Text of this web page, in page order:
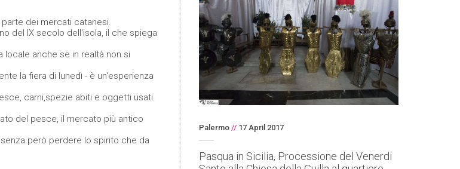
dei mercati catanesi.
del IX secolo dell'isola, il che spiega
anche se in realtà non si
la fiera di lunedì - è un'esperienza
carni,spezie abiti e oggetti usati.
del pesce, il mercato più antico
però perdere lo spirito che da
Palermo // 17 April 2017
Pasqua in Sicilia, Processione del Venerdi